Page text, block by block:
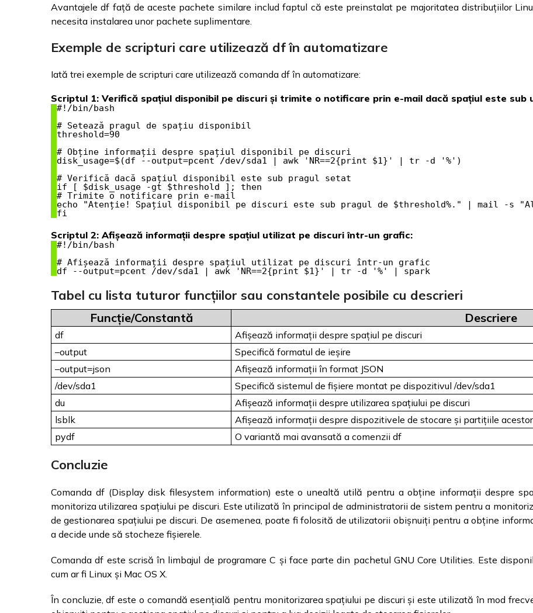
Avantajele df față de aceste pachete similare includ faptul că este preinstalat pe majoritatea distribuțiilor
necesita instalarea unor pachete suplimentare.
Exemple de scripturi care utilizează df în automatizare
Iată trei exemple de scripturi care utilizează comanda df în automatizare:
Scriptul 1: Verifică spațiul disponibil pe discuri și trimite o notificare prin e-mail dacă spațiul este sub
#!/bin/bash
# Setează pragul de spațiu disponibil
threshold=90
# Obține informații despre spațiul disponibil pe discuri
disk_usage=$(df --output=pcent /dev/sda1 | awk 'NR==2{print $1}' | tr -d '%')
# Verifică dacă spațiul disponibil este sub pragul setat
if [ $disk_usage -gt $threshold ]; then
# Trimite o notificare prin e-mail
echo "Atenție! Spațiul disponibil pe discuri este sub pragul de $threshold%." | mail -s
fi
Scriptul 2: Afișează informații despre spațiul utilizat pe discuri într-un grafic:
#!/bin/bash
# Afișează informații despre spațiul utilizat pe discuri într-un grafic
df --output=pcent /dev/sda1 | awk 'NR==2{print $1}' | tr -d '%' | spark
Tabel cu lista tuturor funcțiilor sau constantele posibile cu descrieri
Funcție/Constantă Descriere
df
Afișează informații despre spațiul pe discuri
–output
Specifică formatul de ieșire
–output=json
Afișează informații în format JSON
/dev/sda1
Specifică sistemul de fișiere montat pe dispozitivul /dev/sda1
du
Afișează informații despre utilizarea spațiului pe discuri
lsblk
Afișează informații despre dispozitivele de stocare și partițiile
pydf
O variantă mai avansată a comenzii df
Concluzie
Comanda df (Display disk filesystem information) este o unealtă utilă pentru a obține informații despre
monitoriza utilizarea spațiului pe discuri. Este utilizată în principal de administratorii de sistem pentru a
de gestionarea spațiului pe discuri. De asemenea, poate fi folosită de utilizatorii obișnuiți pentru a obține
a decide unde să stocheze fișierele.
Comanda df este scrisă în limbajul de programare C și face parte din pachetul GNU Core Utilities. Este
cum ar fi Linux și Mac OS X.
În concluzie, df este o comandă esențială pentru monitorizarea spațiului pe discuri și este utilizată în mod